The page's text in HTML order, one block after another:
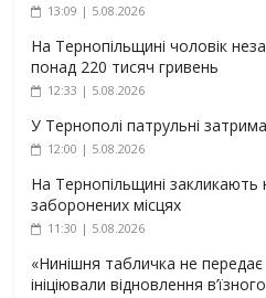
13:09 | 5.08.2026
На Тернопільщині чоловік
понад 220 тисяч гривень
12:33 | 5.08.2026
У Тернополі патрульні
12:00 | 5.08.2026
На Тернопільщині закликають
заборонених місцях
11:30 | 5.08.2026
«Нинішня табличка не передає
ініціювали відновлення